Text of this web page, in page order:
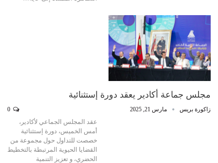
مجلس جماعة أكادير يعقد دورة إستثنائية
زاكورة بريس مارس 21, 2025
عقد المجلس الجماعي لأكادير،
أمس الخميس، دورة إستثنائية
خصصت للتداول حول مجموعة من
القضايا الحيوية المرتبطة بالتخطيط
الحضري، و تعزيز التنمية